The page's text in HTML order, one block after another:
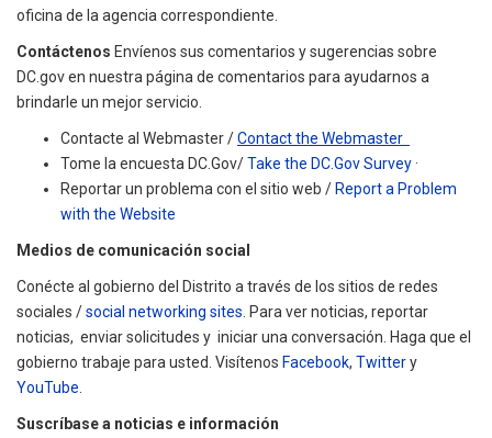
oficina de la agencia correspondiente.
Contáctenos Envíenos sus comentarios y sugerencias sobre
DC.gov en nuestra página de comentarios para ayudarnos a
brindarle un mejor servicio.
Contacte al Webmaster /Contact the Webmaster
Tome la encuesta DC.Gov/Take the DC.Gov Survey ·
Reportar un problema con el sitio web / Report a Problem
with the Website
Medios de comunicación social
Conécte al gobierno del Distrito a través de los sitios de redes
sociales /social networking sites . Para ver noticias, reportar
noticias, enviar solicitudes y iniciar una conversación. Haga que el
gobierno trabaje para usted. Visítenos Facebook, Twittery
YouTube
Suscríbase a noticias e información